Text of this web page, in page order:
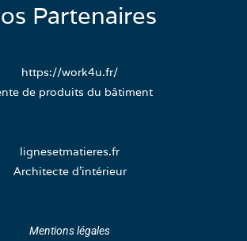
Partenaires
https://work4u.fr/
de produits du bâtiment
lignesetmatieres.fr
Architecte d’intérieur
Mentions légales